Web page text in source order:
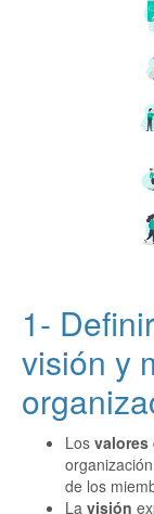
1-
visión y
Los valores
de los
La visión